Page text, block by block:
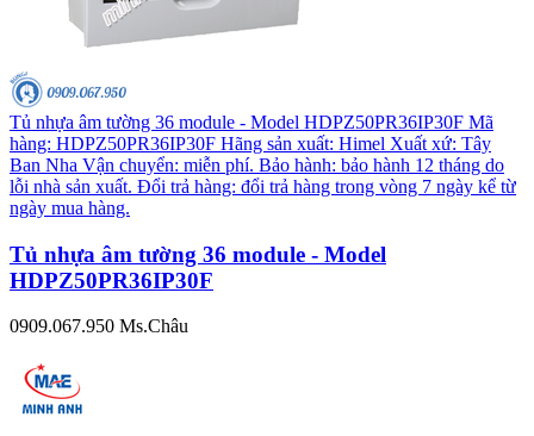
Tủ nhựa âm tường 36 module - Model HDPZ50PR36IP30F Mã
hàng: HDPZ50PR36IP30F Hãng sản xuất: Himel Xuất xứ: Tây
Ban Nha Vận chuyển: miễn phí. Bảo hành: bảo hành 12 tháng do
lỗi nhà sản xuất. Đổi trả hàng: đổi trả hàng trong vòng 7 ngày kể từ
ngày mua hàng.
Tủ nhựa âm tường 36 module - Model
HDPZ50PR36IP30F
0909.067.950 Ms.Châu